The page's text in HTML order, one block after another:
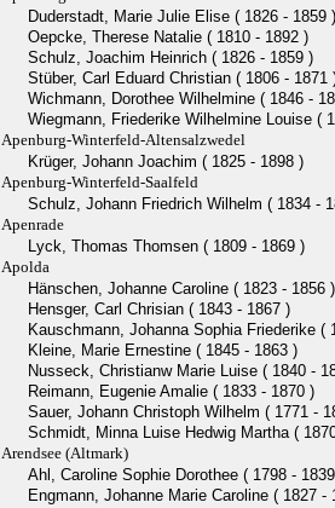
Duderstadt, Marie Julie Elise ( 1826 - 1859 )
Oepcke, Therese Natalie ( 1810 - 1892 )
Schulz, Joachim Heinrich ( 1826 - 1859 )
Stüber, Carl Eduard Christian ( 1806 - 1871
Wichmann, Dorothee Wilhelmine ( 1846 -
Wiegmann, Friederike Wilhelmine Louise (
Apenburg-Winterfeld-Altensalzwedel
Krüger, Johann Joachim ( 1825 - 1898 )
Apenburg-Winterfeld-Saalfeld
Schulz, Johann Friedrich Wilhelm ( 1834 -
Apenrade
Lyck, Thomas Thomsen ( 1809 - 1869 )
Apolda
Hänschen, Johanne Caroline ( 1823 - 1856 )
Hensger, Carl Chrisian ( 1843 - 1867 )
Kauschmann, Johanna Sophia Friederike (
Kleine, Marie Ernestine ( 1845 - 1863 )
Nusseck, Christianw Marie Luise ( 1840 -
Reimann, Eugenie Amalie ( 1833 - 1870 )
Sauer, Johann Christoph Wilhelm ( 1771 -
Schmidt, Minna Luise Hedwig Martha (
Arendsee (Altmark)
Ahl, Caroline Sophie Dorothee ( 1798 -
Engmann, Johanne Marie Caroline ( 1827 -